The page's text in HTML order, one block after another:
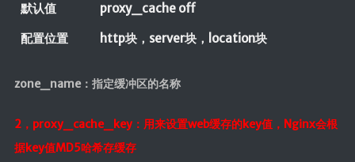
默认值
proxy_cache off
配置位置
http块，server块，location块
zone_name：指定缓冲区的名称
2，proxy_cache_key：用来设置web缓存的key值，Nginx会根
据key值MD5哈希存缓存